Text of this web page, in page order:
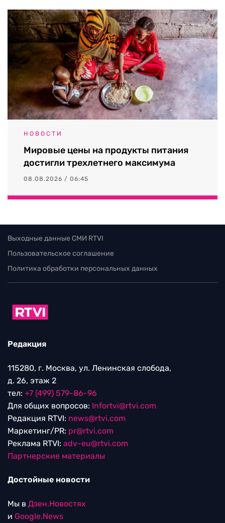
НОВОСТИ
Мировые цены на продукты питания
достигли трехлетнего максимума
08.08.2026 / 06:45
Выходные данные СМИ RTVI
Пользовательское соглашение
Политика обработки персональных данных
Редакция
115280, г. Москва, ул. Ленинская слобода,
д. 26, этаж 2
тел: +7 (499) 579-86-96
Для общих вопросов: Infortvi@rtvi.com
Редакция RTVI: news@rtvi.com
Маркетинг/PR: pr@rtvi.com
Реклама RTVI: adv-eu@rtvi.com
Партнерские материалы
Достойные новости
Мы в Дзен.Новостях
и Google.News